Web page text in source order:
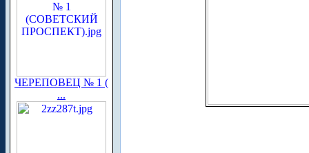
ЧЕРЕПОВЕЦ № 1 (
...